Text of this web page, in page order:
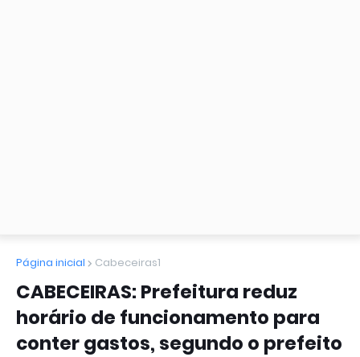
Página inicial Cabeceiras1
CABECEIRAS: Prefeitura reduz
horário de funcionamento para
conter gastos, segundo o prefeito